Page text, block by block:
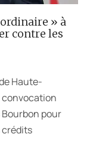
» à
contre les
Haute-
convocation
pour
crédits